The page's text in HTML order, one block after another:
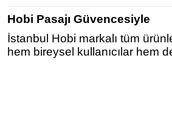
Hobi Pasajı Güvencesiyle
İstanbul Hobi markalı tüm
hem bireysel kullanıcılar hem